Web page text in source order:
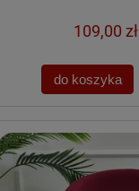
109,00 zł
do koszyka